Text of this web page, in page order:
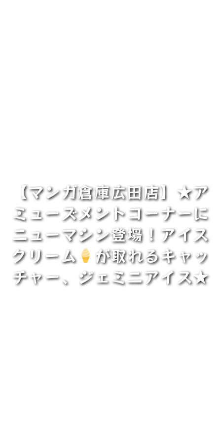
【マンガ倉庫広田店】★ア
ミューズメントコーナーに
ニューマシン登場！アイス
クリーム
が取れるキャッ
チャー、ジェミニアイス★